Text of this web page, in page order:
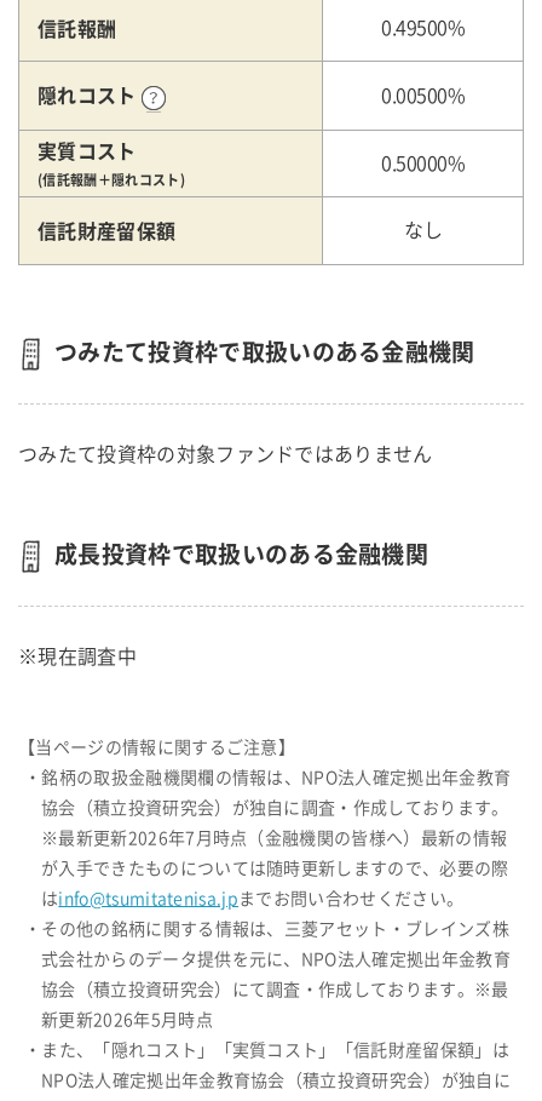
信託報酬 0.49500%
隠れコスト 0.00500%
実質コスト
(信託報酬＋隠れコスト)
0.50000%
信託財産留保額 なし
つみたて投資枠で取扱いのある金融機関
つみたて投資枠の対象ファンドではありません
成長投資枠で取扱いのある金融機関
※現在調査中
【当ページの情報に関するご注意】
・銘柄の取扱金融機関欄の情報は、NPO法人確定拠出年金教育
協会（積立投資研究会）が独自に調査・作成しております。
※最新更新2026年7月時点（金融機関の皆様へ）最新の情報
が入手できたものについては随時更新しますので、必要の際
はinfo@tsumitatenisa.jp までお問い合わせください。
・その他の銘柄に関する情報は、三菱アセット・ブレインズ株
式会社からのデータ提供を元に、NPO法人確定拠出年金教育
協会（積立投資研究会）にて調査・作成しております。※最
新更新2026年5月時点
・また、「隠れコスト」「実質コスト」「信託財産留保額」は
NPO法人確定拠出年金教育協会（積立投資研究会）が独自に